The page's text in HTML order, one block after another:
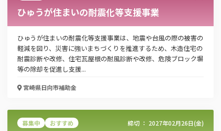
ひゅうが住まいの耐震化等支援事業
ひゅうが住まいの耐震化等支援事業は、地震や台風の際の被害の
軽減を図り、災害に強いまちづくりを推進するため、木造住宅の
耐震診断や改修、住宅瓦屋根の耐風診断や改修、危険ブロック塀
等の除却を促進し支援...
宮崎県日向市補助金
募集中 おすすめ 締切 ： 2027年02月26日(金)